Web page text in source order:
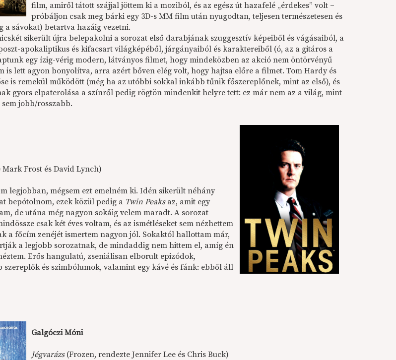
film, amiről tátott szájjal jöttem ki a moziból, és az egész út hazafelé „érdekes” volt –
próbáljon csak meg bárki egy 3D-s MM film után nyugodtan, teljesen természetesen és
a sávokat) betartva hazáig vezetni.
sikerült újra belepakolni a sorozat első darabjának szuggesztív képeiből és vágásaiból, a
apokaliptikus és kifacsart világképéből, járgányaiból és karaktereiből (ó, az a gitáros a
egy ízig-vérig modern, látványos filmet, hogy mindeközben az akció nem öntörvényű
is lett agyon bonyolítva, arra azért bőven elég volt, hogy hajtsa előre a filmet. Tom Hardy és
is remekül működött (még ha az utóbbi sokkal inkább tűnik főszereplőnek, mint az első), és
gyors elpaterolása a színről pedig rögtön mindenkit helyre tett: ez már nem az a világ, mint
jobb/rosszabb.
Frost és David Lynch)
legjobban, mégsem ezt emelném ki. Idén sikerült néhány
bepótolnom, ezek közül pedig a Twin Peaksaz, amit egy
de utána még nagyon sokáig velem maradt. A sorozat
csak két éves voltam, és az ismétléseket sem nézhettem
a főcím zenéjét ismertem nagyon jól. Sokaktól hallottam már,
a legjobb sorozatnak, de mindaddig nem hittem el, amíg én
Erős hangulatú, zseniálisan elborult epizódok,
és szimbólumok, valamint egy kávé és fánk: ebből áll
Galgóczi Móni
Jégvarázs(Frozen, rendezte Jennifer Lee és Chris Buck)